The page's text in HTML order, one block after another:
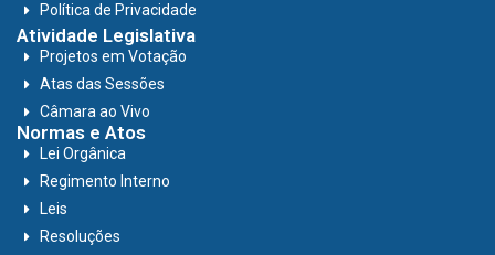
Política de Privacidade
Atividade Legislativa
Projetos em Votação
Atas das Sessões
Câmara ao Vivo
Normas e Atos
Lei Orgânica
Regimento Interno
Leis
Resoluções